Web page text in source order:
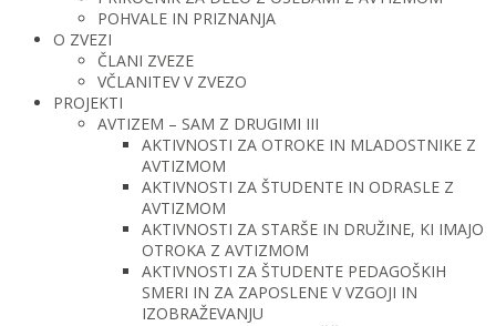
POHVALE IN PRIZNANJA
O ZVEZI
ČLANI ZVEZE
VČLANITEV V ZVEZO
PROJEKTI
AVTIZEM – SAM Z DRUGIMI III
AKTIVNOSTI ZA OTROKE IN MLADOSTNIKE Z
AVTIZMOM
AKTIVNOSTI ZA ŠTUDENTE IN ODRASLE Z
AVTIZMOM
AKTIVNOSTI ZA STARŠE IN DRUŽINE, KI IMAJO
OTROKA Z AVTIZMOM
AKTIVNOSTI ZA ŠTUDENTE PEDAGOŠKIH
SMERI IN ZA ZAPOSLENE V VZGOJI IN
IZOBRAŽEVANJU